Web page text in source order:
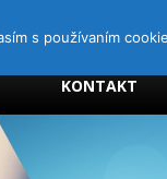
KONTAKT
s používaním